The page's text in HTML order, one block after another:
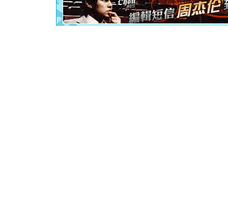
离。水晶
[元旦]当
泣，这痛